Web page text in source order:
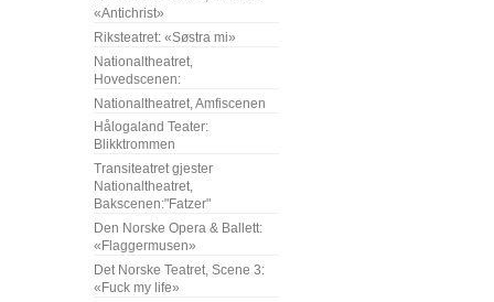
«Antichrist»
Riksteatret: «Søstra mi»
Nationaltheatret,
Hovedscenen:
Nationaltheatret, Amfiscenen
Hålogaland Teater:
Blikktrommen
Transiteatret gjester
Nationaltheatret,
Bakscenen:"Fatzer"
Den Norske Opera & Ballett:
«Flaggermusen»
Det Norske Teatret, Scene 3:
«Fuck my life»